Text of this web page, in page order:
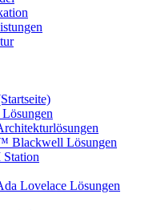
Blackwell Lösungen
Station
Lovelace Lösungen